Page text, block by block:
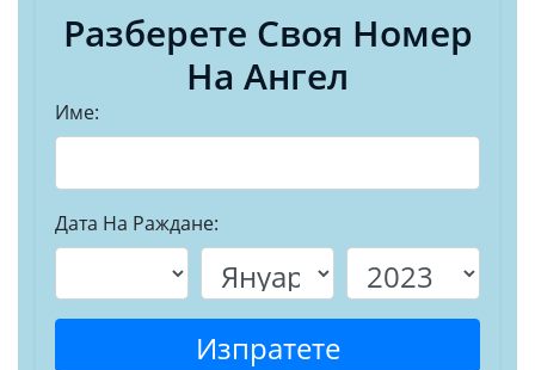
Разберете Своя Номер
На Ангел
Име:
Дата На Раждане:
Изпратете